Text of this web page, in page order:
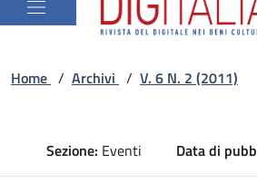
Home / Archivi / V. 6 N. 2 (2011)
Sezione: Eventi Data di